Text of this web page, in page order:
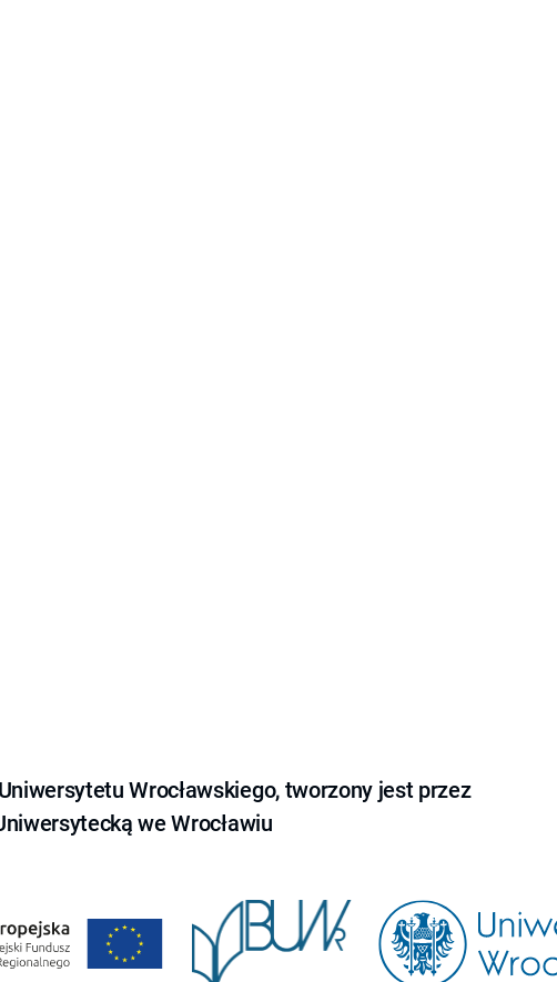
Wrocławskiego, tworzony jest przez
we Wrocławiu